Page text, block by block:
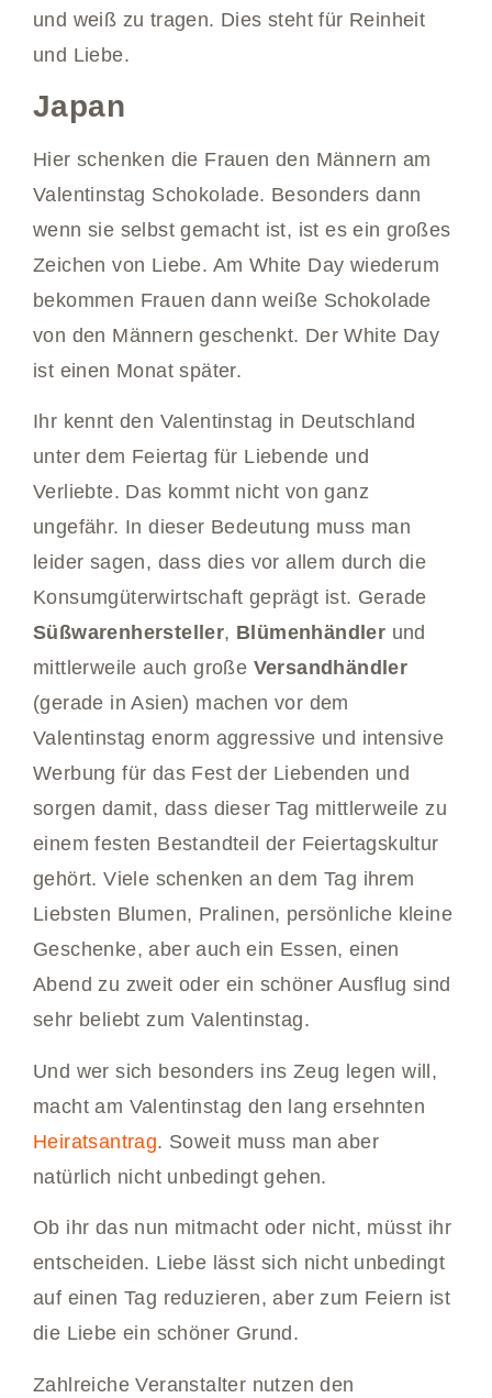
und weiß zu tragen. Dies steht für Reinheit
und Liebe.
Japan
Hier schenken die Frauen den Männern am
Valentinstag Schokolade. Besonders dann
wenn sie selbst gemacht ist, ist es ein großes
Zeichen von Liebe. Am White Day wiederum
bekommen Frauen dann weiße Schokolade
von den Männern geschenkt. Der White Day
ist einen Monat später.
Ihr kennt den Valentinstag in Deutschland
unter dem Feiertag für Liebende und
Verliebte. Das kommt nicht von ganz
ungefähr. In dieser Bedeutung muss man
leider sagen, dass dies vor allem durch die
Konsumgüterwirtschaft geprägt ist. Gerade
Süßwarenhersteller, Blümenhändler und
mittlerweile auch große Versandhändler
(gerade in Asien) machen vor dem
Valentinstag enorm aggressive und intensive
Werbung für das Fest der Liebenden und
sorgen damit, dass dieser Tag mittlerweile zu
einem festen Bestandteil der Feiertagskultur
gehört. Viele schenken an dem Tag ihrem
Liebsten Blumen, Pralinen, persönliche kleine
Geschenke, aber auch ein Essen, einen
Abend zu zweit oder ein schöner Ausflug sind
sehr beliebt zum Valentinstag.
Und wer sich besonders ins Zeug legen will,
macht am Valentinstag den lang ersehnten
Heiratsantrag. Soweit muss man aber
natürlich nicht unbedingt gehen.
Ob ihr das nun mitmacht oder nicht, müsst ihr
entscheiden. Liebe lässt sich nicht unbedingt
auf einen Tag reduzieren, aber zum Feiern ist
die Liebe ein schöner Grund.
Zahlreiche Veranstalter nutzen den